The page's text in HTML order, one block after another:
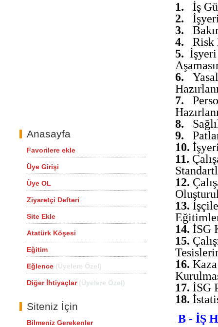
Anasayfa
Favorilere ekle
Üye Girişi
Üye OL
Ziyaretçi Defteri
Site Ekle
Atatürk Köşesi
Eğitim
Eğlence (Üyelere Özel)
Diğer İhtiyaçlar (Üyelere Özel)
Siteniz İçin
Bilmeniz Gerekenler
1.
İş
2.
3.
4.
Risk
5.
6.
7.
8.
9.
10.
11.
12.
13.
14. İSG
15.
16.
17. İSG
18.
B - İŞ